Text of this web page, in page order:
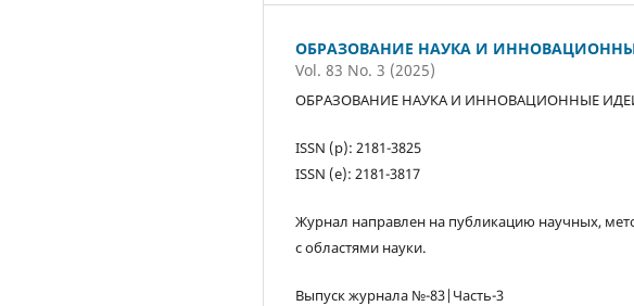
ОБРАЗОВАНИЕ НАУКА И
Vol. 83 No. 3 (2025)
ОБРАЗОВАНИЕ НАУКА И ИННОВАЦИОННЫЕ ИДЕИ
ISSN (р): 2181-3825
ISSN (е): 2181-3817
Журнал направлен на публикацию научных,
с областями науки.
Выпуск журнала №-83|Часть-3